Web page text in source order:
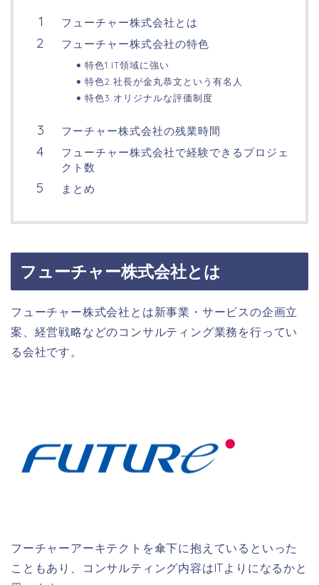
フューチャー株式会社とは
フューチャー株式会社の特色
特色1.IT領域に強い
特色2.社長が金丸恭文という有名人
特色3.オリジナルな評価制度
フーチャー株式会社の残業時間
フューチャー株式会社で経験できるプロジェ
クト数
まとめ
フューチャー株式会社とは
フューチャー株式会社とは新事業・サービスの企画立
案、経営戦略などのコンサルティング業務を行ってい
る会社です。
フーチャーアーキテクトを傘下に抱えているといった
こともあり、コンサルティング内容はITよりになるかと